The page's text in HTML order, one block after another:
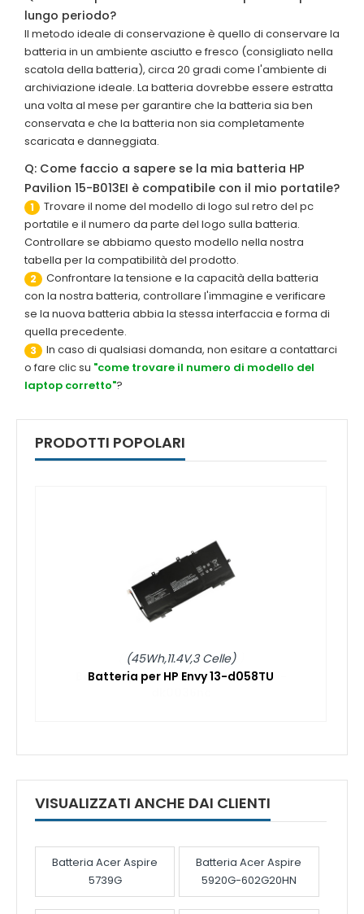
lungo periodo?
Il metodo ideale di conservazione è quello di conservare la
batteria in un ambiente asciutto e fresco (consigliato nella
scatola della batteria), circa 20 gradi come l'ambiente di
archiviazione ideale. La batteria dovrebbe essere estratta
una volta al mese per garantire che la batteria sia ben
conservata e che la batteria non sia completamente
scaricata e danneggiata.
Q: Come faccio a sapere se la mia batteria HP
Pavilion 15-B013EI è compatibile con il mio portatile?
1
Trovare il nome del modello di logo sul retro del pc
portatile e il numero da parte del logo sulla batteria.
Controllare se abbiamo questo modello nella nostra
tabella per la compatibilità del prodotto.
2
Confrontare la tensione e la capacità della batteria
con la nostra batteria, controllare l'immagine e verificare
se la nuova batteria abbia la stessa interfaccia e forma di
quella precedente.
3
In caso di qualsiasi domanda, non esitare a contattarci
o fare clic su "come trovare il numero di modello del
laptop corretto"?
PRODOTTI POPOLARI
(45Wh,11.4V,3 Celle)
Batteria per HP Envy 13-d058TU
VISUALIZZATI ANCHE DAI CLIENTI
Batteria Acer Aspire
5739G
Batteria Acer Aspire
5920G-602G20HN